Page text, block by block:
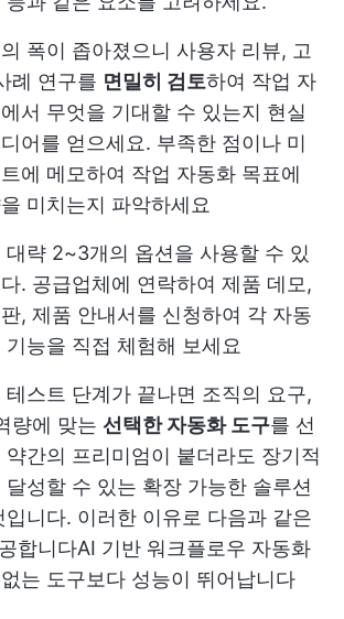
폭이 좁아졌으니 사용자 리뷰, 고
례 연구를 면밀히 검토하여 작업 자
서 무엇을 기대할 수 있는지 현실
어를 얻으세요. 부족한 점이나 미
에 메모하여 작업 자동화 목표에
미치는지 파악하세요
대략 2~3개의 옵션을 사용할 수 있
. 공급업체에 연락하여 제품 데모,
, 제품 안내서를 신청하여 각 자동
기능을 직접 체험해 보세요
테스트 단계가 끝나면 조직의 요구,
량에 맞는 선택한 자동화 도구를 선
약간의 프리미엄이 붙더라도 장기적
달성할 수 있는 확장 가능한 솔루션
입니다. 이러한 이유로 다음과 같은
합니다AI 기반 워크플로우 자동화
는 도구보다 성능이 뛰어납니다